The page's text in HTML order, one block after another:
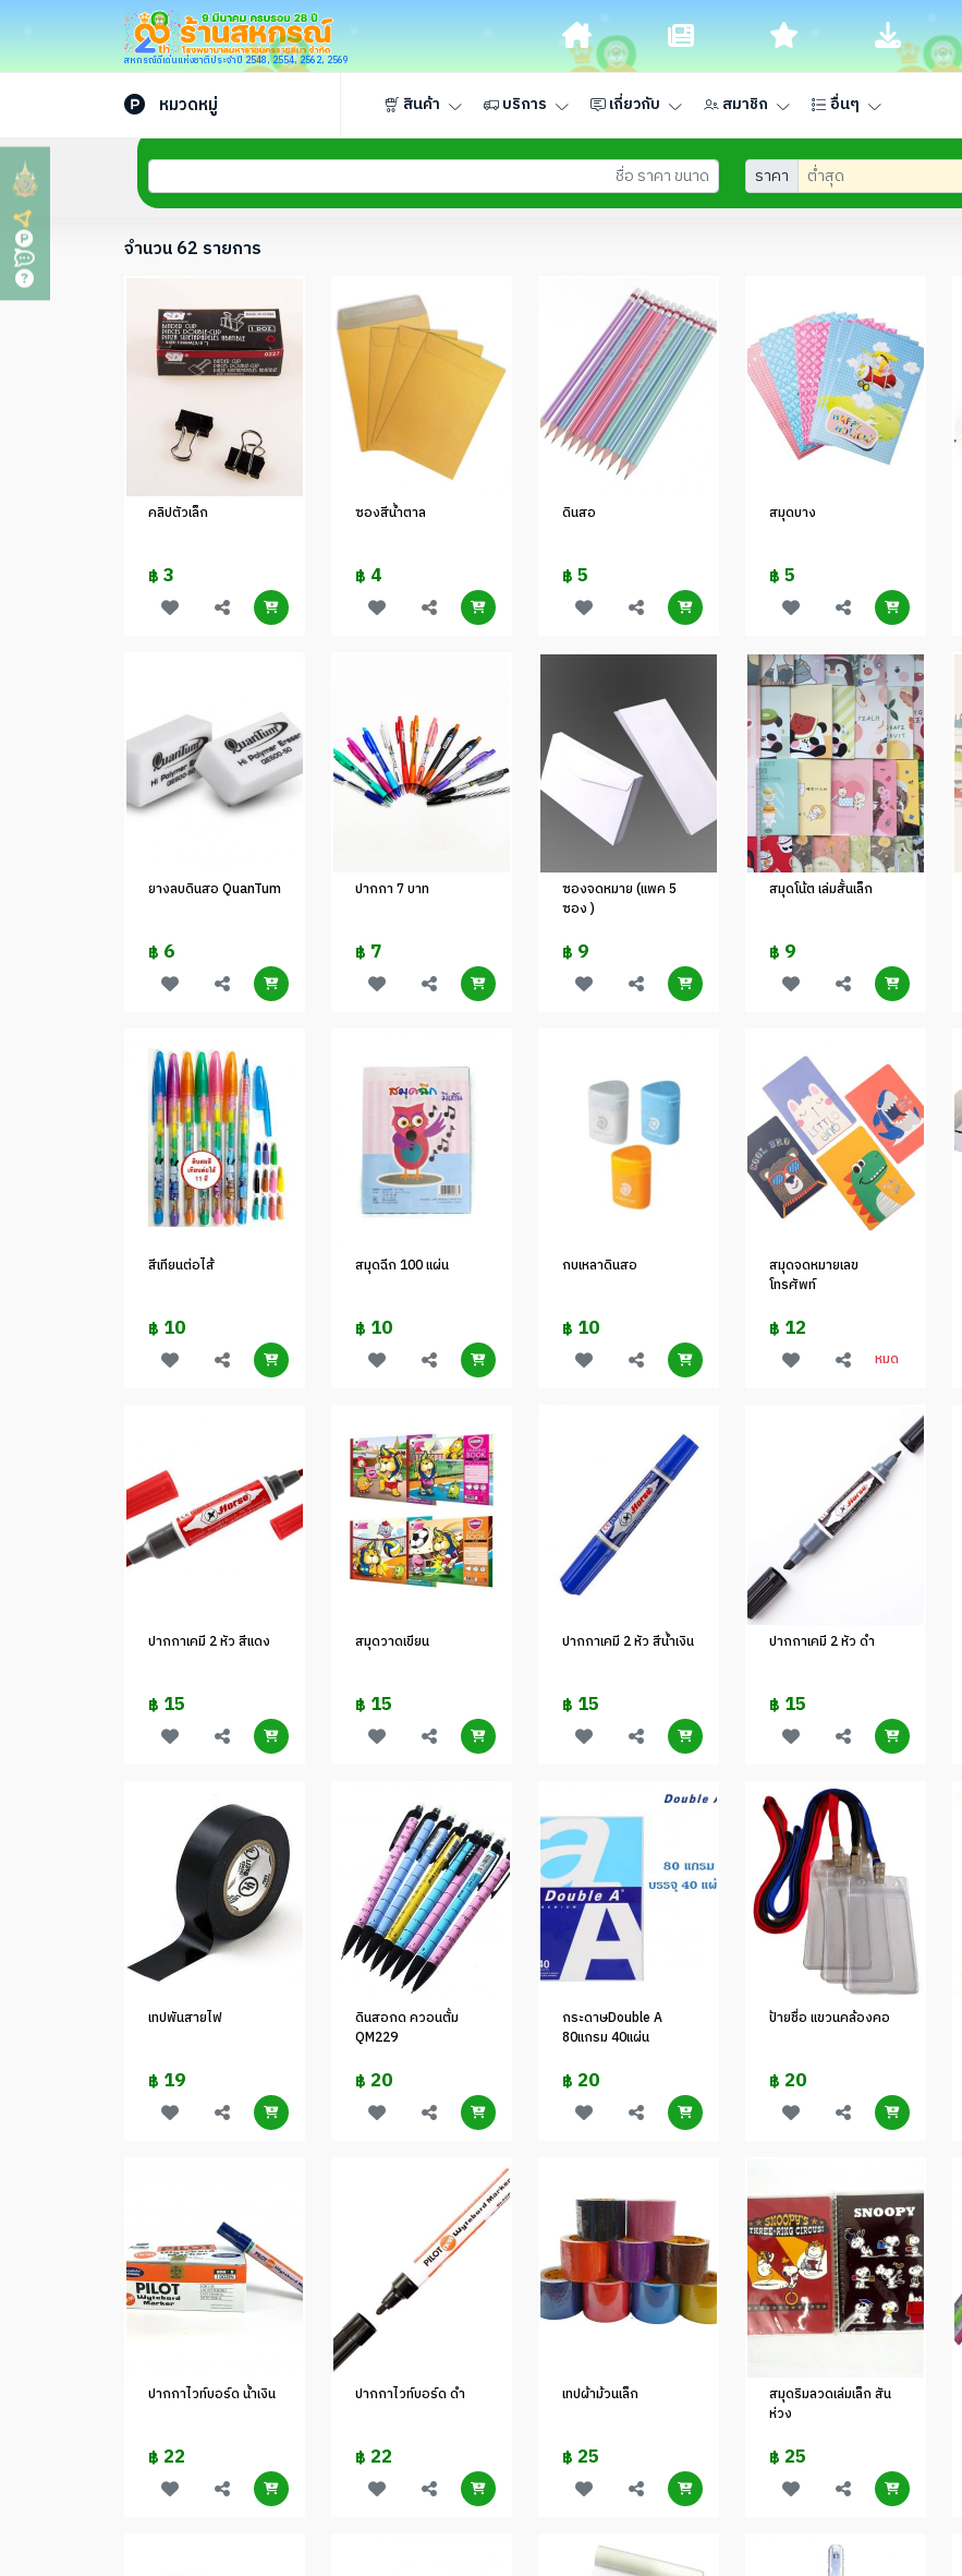
สหกรณ์ดีเด่นแห่งชาติประจำปี 2548, 2554, 2562, 2569
หมวดหมู่ สินค้า บริการ เกี่ยวกับ สมาชิก อื่นๆ
ราคา
จำนวน 62 รายการ
คลิปตัวเล็ก
฿ 3
ซองสีน้ำตาล
฿ 4
ดินสอ
฿ 5
สมุดบาง
฿ 5
ยางลบดินสอ QuanTum
฿ 6
ปากกา 7 บาท
฿ 7
ซองจดหมาย (แพค 5
ซอง )
฿ 9
สมุดโน้ต เล่มสั้นเล็ก
฿ 9
สีเทียนต่อไส้
฿ 10
สมุดฉีก 100 แผ่น
฿ 10
กบเหลาดินสอ
฿ 10
สมุดจดหมายเลข
โทรศัพท์
฿ 12
หมด
ปากกาเคมี 2 หัว สีแดง
฿ 15
สมุดวาดเขียน
฿ 15
ปากกาเคมี 2 หัว สีน้ำเงิน
฿ 15
ปากกาเคมี 2 หัว ดำ
฿ 15
เทปพันสายไฟ
฿ 19
ดินสอกด ควอนตั้ม
QM229
฿ 20
กระดาษDouble A
80แกรม 40แผ่น
฿ 20
ป้ายชื่อ แขวนคล้องคอ
฿ 20
ปากกาไวท์บอร์ด น้ำเงิน
฿ 22
ปากกาไวท์บอร์ด ดำ
฿ 22
เทปผ้าม้วนเล็ก
฿ 25
สมุดริมลวดเล่มเล็ก สัน
ห่วง
฿ 25